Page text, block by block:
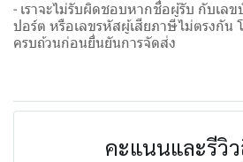
- เราจะไม่รับผิดชอบหากชื่อผู้รับ กับเลข
ปอร์ต หรือเลขรหัสผู้เสียภาษีไม่ตรงกัน
ครบถ้วนก่อนยื่นยันการจัดส่ง
คะแนนและรีวิ